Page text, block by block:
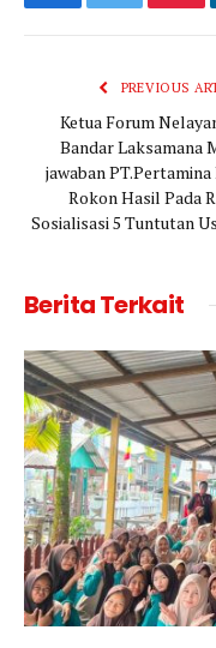
FacebookTwitter
PREVIOUS
Ketua Forum
Bandar Laksamana
jawaban
Rokon Hasil Pada
Sosialisasi 5 Tuntutan
Berita Terkait